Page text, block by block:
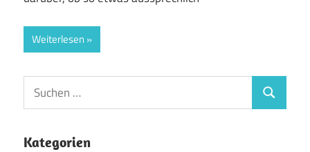
Weiterlesen
Suchen
nach:
Suchen
Kategorien